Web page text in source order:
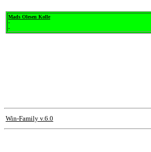
Mads Olesen Kolle
-
-
Win-Family v.6.0